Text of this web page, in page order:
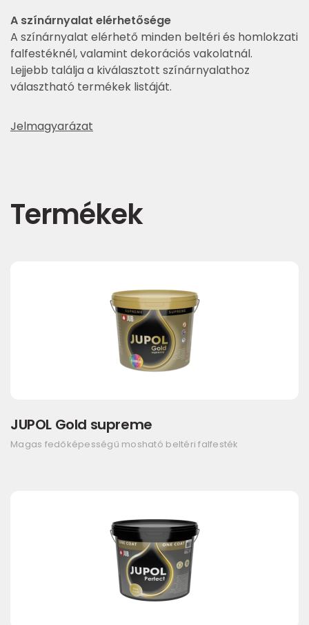
A színárnyalat elérhetősége
A színárnyalat elérhető minden beltéri és homlokzati
falfestéknél, valamint dekorációs vakolatnál.
Lejjebb találja a kiválasztott színárnyalathoz
választható termékek listáját.
Jelmagyarázat
Termékek
JUPOL Gold supreme
Magas fedőképességű mosható beltéri falfesték